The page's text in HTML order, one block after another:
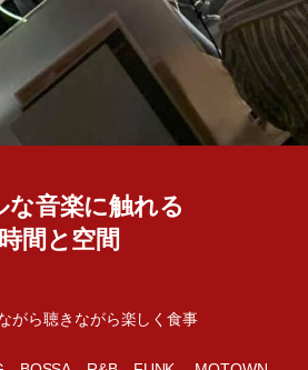
な音楽に触れる
時間と空間
がら聴きながら楽しく食事